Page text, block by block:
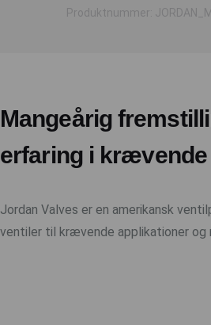
Produktnummer:
Mangeårig
erfaring i
Jordan Valves er en amerikansk
ventiler til krævende applikationer og